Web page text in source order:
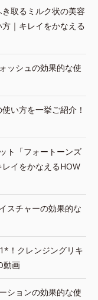
取るミルク状の美容
｜キレイをかなえる
ッシュの効果的な使
い方を一挙ご紹介！
ト「フォートーンズ
イをかなえるHOW
スチャーの効果的な
！クレンジングリキ
動画
ションの効果的な使